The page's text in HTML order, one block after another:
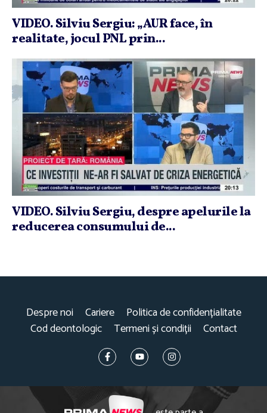
VIDEO. Silviu Sergiu: „AUR face, în
realitate, jocul PNL prin...
VIDEO. Silviu Sergiu, despre apelurile la
reducerea consumului de...
Despre noi Cariere
Politica de confidențialitate
Cod deontologic
Termeni și condiții Contact